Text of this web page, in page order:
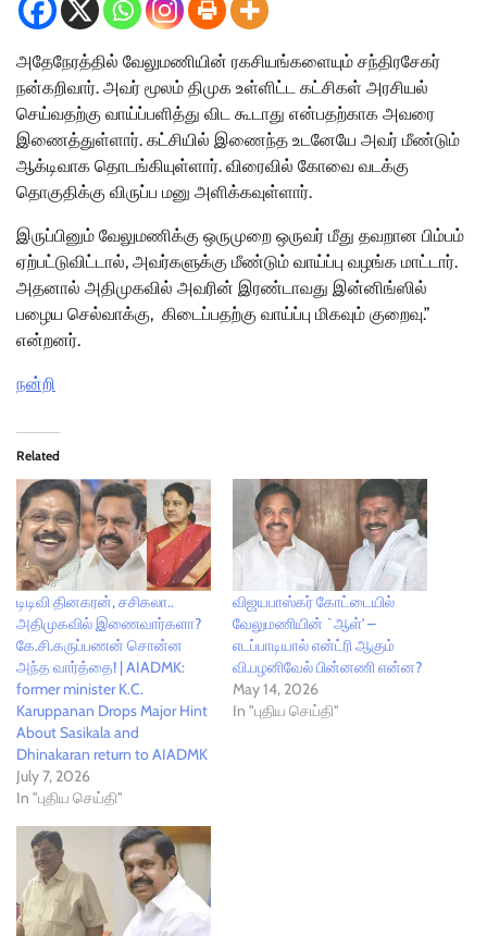
அதேநேரத்தில் வேலுமணியின் ரகசியங்களையும் சந்திரசேகர்
நன்கறிவார். அவர் மூலம் திமுக உள்ளிட்ட கட்சிகள் அரசியல்
செய்வதற்கு வாய்ப்பளித்து விட கூடாது என்பதற்காக அவரை
இணைத்துள்ளார். கட்சியில் இணைந்த உடனேயே அவர் மீண்டும்
ஆக்டிவாக தொடங்கியுள்ளார். விரைவில் கோவை வடக்கு
தொகுதிக்கு விருப்ப மனு அளிக்கவுள்ளார்.
இருப்பினும் வேலுமணிக்கு ஒருமுறை ஒருவர் மீது தவறான பிம்பம்
ஏற்பட்டுவிட்டால், அவர்களுக்கு மீண்டும் வாய்ப்பு வழங்க மாட்டார்.
அதனால் அதிமுகவில் அவரின் இரண்டாவது இன்னிங்ஸில்
பழைய செல்வாக்கு, கிடைப்பதற்கு வாய்ப்பு மிகவும் குறைவு.”
என்றனர்.
நன்றி
Related
டிடிவி தினகரன், சசிகலா..
அதிமுகவில் இணைவார்களா?
கே.சி.கருப்பணன் சொன்ன
அந்த வார்த்தை! | AIADMK:
former minister K.C.
Karuppanan Drops Major Hint
About Sasikala and
Dhinakaran return to AIADMK
July 7, 2026
In "புதிய செய்தி"
விஜயபாஸ்கர் கோட்டையில்
வேலுமணியின் `ஆள்' –
எடப்பாடியால் என்ட்ரி ஆகும்
வி.பழனிவேல் பின்னணி என்ன?
May 14, 2026
In "புதிய செய்தி"